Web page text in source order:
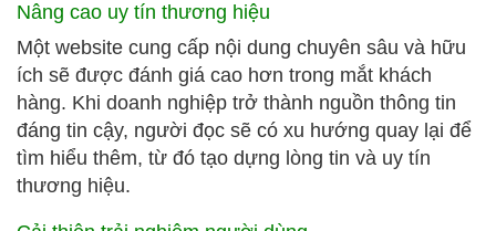
Nâng cao uy tín thương hiệu
Một website cung cấp nội dung chuyên sâu và hữu
ích sẽ được đánh giá cao hơn trong mắt khách
hàng. Khi doanh nghiệp trở thành nguồn thông tin
đáng tin cậy, người đọc sẽ có xu hướng quay lại để
tìm hiểu thêm, từ đó tạo dựng lòng tin và uy tín
thương hiệu.